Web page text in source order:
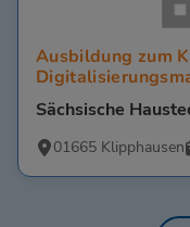
Ausbildung zum
Sächsische
01665 Klipphausen